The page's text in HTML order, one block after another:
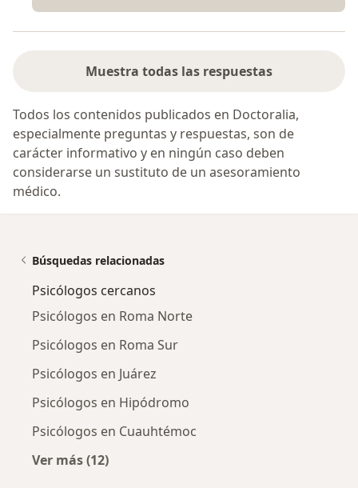
Muestra todas las respuestas
Todos los contenidos publicados en Doctoralia,
especialmente preguntas y respuestas, son de
carácter informativo y en ningún caso deben
considerarse un sustituto de un asesoramiento
médico.
Búsquedas relacionadas
Psicólogos cercanos
Psicólogos en Roma Norte
Psicólogos en Roma Sur
Psicólogos en Juárez
Psicólogos en Hipódromo
Psicólogos en Cuauhtémoc
Ver más (12)